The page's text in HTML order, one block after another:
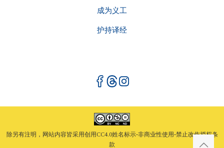
成为义工
护持译经
除另有注明，网站内容皆采用创用CC4.0姓名标示-非商业性使用-禁止改作授权条
款